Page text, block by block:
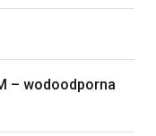
– wodoodporna